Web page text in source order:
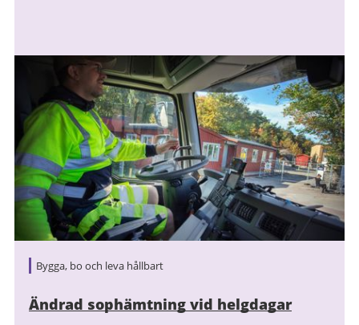
Bygga, bo och leva hållbart
Ändrad sophämtning vid helgdagar